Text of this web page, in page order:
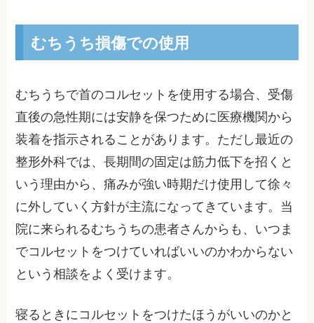
むちうち損傷での使用
むちうちで首のコルセットを使用する場合、受傷
直後の急性期には安静を保つために医療機関から
装着を指示されることがあります。ただし最近の
整形外科では、長期間の固定は筋力低下を招くと
いう理由から、痛みが強い時期だけ使用して徐々
に外していく方針が主流になってきています。当
院に来られるむちうちの患者さんからも、いつま
でコルセットをつけていればいいのかわからない
という相談をよく受けます。
寝るときにコルセットをつけたほうがいいのかと